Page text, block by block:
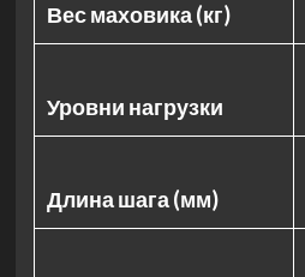
Вес маховика (кг)
Уровни нагрузки
Длина шага (мм)